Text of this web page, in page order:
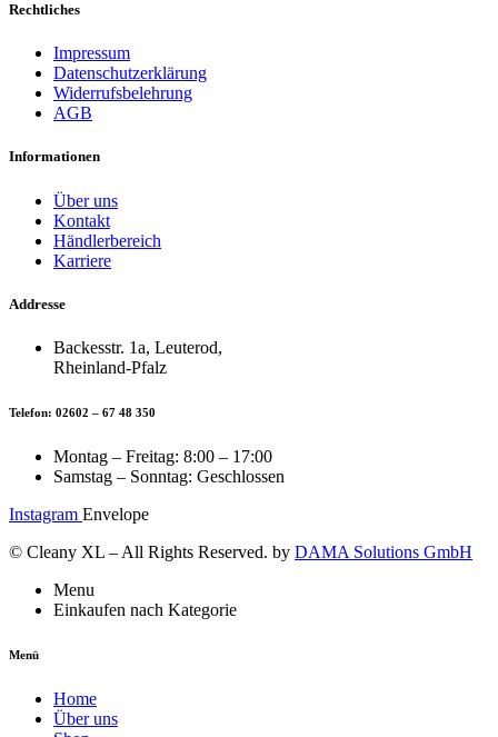
Rechtliches
Impressum
Datenschutzerklärung
Widerrufsbelehrung
AGB
Informationen
Über uns
Kontakt
Händlerbereich
Karriere
Addresse
Backesstr. 1a, Leuterod,
Rheinland-Pfalz
Telefon: 02602 – 67 48 350
Montag – Freitag: 8:00 – 17:00
Samstag – Sonntag: Geschlossen
Instagram Envelope
© Cleany XL – All Rights Reserved. by DAMA Solutions GmbH
Menu
Einkaufen nach Kategorie
Menü
Home
Über uns